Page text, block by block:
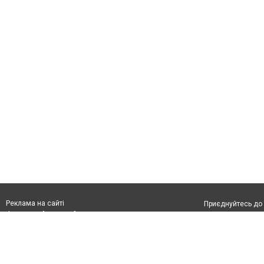
Реклама на сайті
Франшиза "CitySites"
Приєднуйтесь до